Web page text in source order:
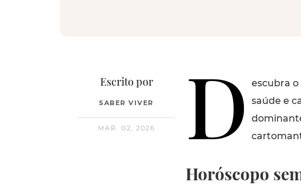
Escrito por
SABER VIVER
MAR. 02, 2026 D
escubra
saúde e
Horóscopo